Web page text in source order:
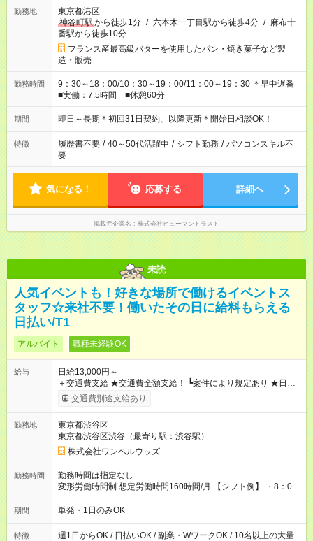
勤務地
東京都港区
神谷町駅から徒歩1分 / 六本木一丁目駅から徒歩4分 / 麻布十
番駅から徒歩10分
フランス産最高級バターを使用したパン・焼き菓子など製
造・販売
勤務時間
9：30～18：00/10：30～19：00/11：00～19：30 ＊早中遅番
■実働：7.5時間 ■休憩60分
期間 即日～長期＊初回31日契約、以降更新＊開始日相談OK！
特徴 履歴書不要 / 40～50代活躍中 / シフト勤務 / パソコンスキル不
要
気になる！ 応募する 詳細へ
掲載元企業名 株式会社ヒューマントラスト
未読
人気イベントも！好きな場所で働けるイベントス
タッフ☆来社不要！働いたその日に給料もらえる
日払い/T1
アルバイト 職種未経験OK
給与
日給13,000円～
＋交通費支給 ★交通費全額支給！ ┗案件により規定あり ★日払
いOK！（規定あり） ┗働いたその日に現金GET♪ お仕事後はコ
ンビニATMから 日払い分を引き落とせます！ 【試用期間】試
交通費別途支給あり
勤務地
東京都渋谷区
東京都渋谷区渋谷（最寄り駅：渋谷駅）
株式会社ワンベルウッズ
勤務時間
勤務時間は指定なし
変形労働時間制 想定労働時間160時間/月 【シフト例】 ・8：00
～21：00
期間 単発・1日のみOK
特徴
週1日からOK / 日払いOK / 副業・WワークOK / 10名以上の大量